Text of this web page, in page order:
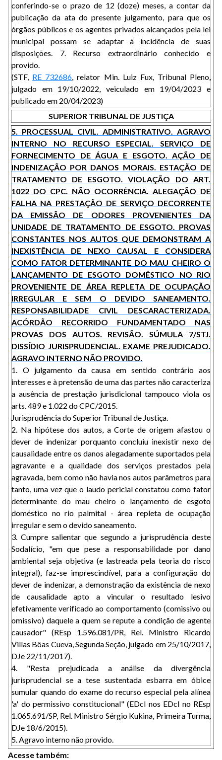
conferindo-se o prazo de 12 (doze) meses, a contar da
publicação da ata do presente julgamento, para que os
órgãos públicos e os agentes privados alcançados pela lei
municipal possam se adaptar à incidência de suas
disposições. 7. Recurso extraordinário conhecido e
provido.
(STF, RE 732686, relator Min. Luiz Fux, Tribunal Pleno,
julgado em 19/10/2022, veiculado em 19/04/2023 e
publicado em 20/04/2023)
SUPERIOR TRIBUNAL DE JUSTIÇA
5. PROCESSUAL CIVIL. ADMINISTRATIVO. AGRAVO
INTERNO NO RECURSO ESPECIAL. SERVIÇO DE
FORNECIMENTO DE ÁGUA E ESGOTO. AÇÃO DE
INDENIZAÇÃO POR DANOS MORAIS. ESTAÇÃO DE
TRATAMENTO DE ESGOTO. VIOLAÇÃO DO ART.
1022 DO CPC. NÃO OCORRÊNCIA. ALEGAÇÃO DE
FALHA NA PRESTAÇÃO DE SERVIÇO DECORRENTE
DA EMISSÃO DE ODORES PROVENIENTES DA
UNIDADE DE TRATAMENTO DE ESGOTO. PROVAS
CONSTANTES NOS AUTOS QUE DEMONSTRAM A
INEXISTÊNCIA DE NEXO CAUSAL E CONSIDERA
COMO FATOR DETERMINANTE DO MAU CHEIRO O
LANÇAMENTO DE ESGOTO DOMÉSTICO NO RIO
PROVENIENTE DE ÁREA REPLETA DE OCUPAÇÃO
IRREGULAR E SEM O DEVIDO SANEAMENTO.
RESPONSABILIDADE CIVIL DESCARACTERIZADA.
ACÓRDÃO RECORRIDO FUNDAMENTADO NAS
PROVAS DOS AUTOS. REVISÃO. SÚMULA 7/STJ.
DISSÍDIO JURISPRUDENCIAL. EXAME PREJUDICADO.
AGRAVO INTERNO NÃO PROVIDO.
1. O julgamento da causa em sentido contrário aos
interesses e à pretensão de uma das partes não caracteriza
a ausência de prestação jurisdicional tampouco viola os
arts. 489 e 1.022 do CPC/2015.
Jurisprudência do Superior Tribunal de Justiça.
2. Na hipótese dos autos, a Corte de origem afastou o
dever de indenizar porquanto concluiu inexistir nexo de
causalidade entre os danos alegadamente suportados pela
agravante e a qualidade dos serviços prestados pela
agravada, bem como não havia nos autos parâmetros para
tanto, uma vez que o laudo pericial constatou como fator
determinante do mau cheiro o lançamento de esgoto
doméstico no rio palmital - área repleta de ocupação
irregular e sem o devido saneamento.
3. Cumpre salientar que segundo a jurisprudência deste
Sodalício, "em que pese a responsabilidade por dano
ambiental seja objetiva (e lastreada pela teoria do risco
integral), faz-se imprescindível, para a configuração do
dever de indenizar, a demonstração da existência de nexo
de causalidade apto a vincular o resultado lesivo
efetivamente verificado ao comportamento (comissivo ou
omissivo) daquele a quem se repute a condição de agente
causador" (REsp 1.596.081/PR, Rel. Ministro Ricardo
Villas Bôas Cueva, Segunda Seção, julgado em 25/10/2017,
DJe 22/11/2017).
4. "Resta prejudicada a análise da divergência
jurisprudencial se a tese sustentada esbarra em óbice
sumular quando do exame do recurso especial pela alínea
'a' do permissivo constitucional" (EDcl nos EDcl no REsp
1.065.691/SP, Rel. Ministro Sérgio Kukina, Primeira Turma,
DJe 18/6/2015).
5. Agravo interno não provido.
Acesse também: